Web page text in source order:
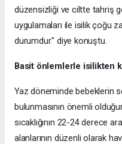
düzensizliği ve ciltte tahriş
uygulamaları ile isilik çoğu
durumdur." diye konuştu.
Basit önlemlerle isilikten
Yaz döneminde bebeklerin
bulunmasının önemli
sıcaklığının 22-24 derece
alanlarının düzenli olarak